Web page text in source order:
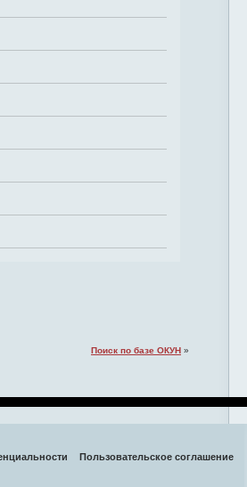
Поиск по базе ОКУН »
Пользовательское соглашение